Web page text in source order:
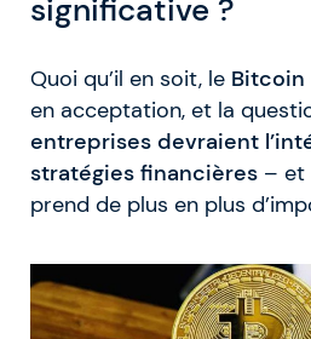
significative ?
Quoi qu’il en soit, le Bitcoin
en acceptation, et la
entreprises devraient
stratégies financières – et
prend de plus en plus